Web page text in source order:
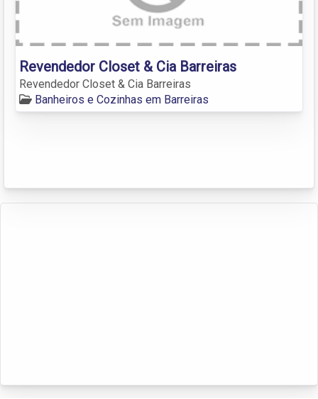
Revendedor Closet & Cia Barreiras
Revendedor Closet & Cia Barreiras
Banheiros e Cozinhas em Barreiras